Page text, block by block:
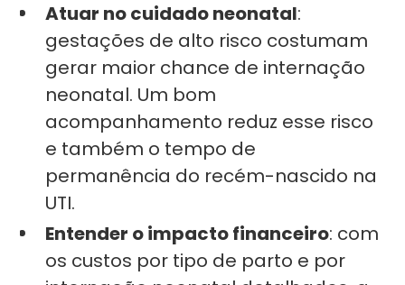
Atuar no cuidado neonatal:
gestações de alto risco costumam
gerar maior chance de internação
neonatal. Um bom
acompanhamento reduz esse risco
e também o tempo de
permanência do recém-nascido na
UTI.
Entender o impacto financeiro: com
os custos por tipo de parto e por